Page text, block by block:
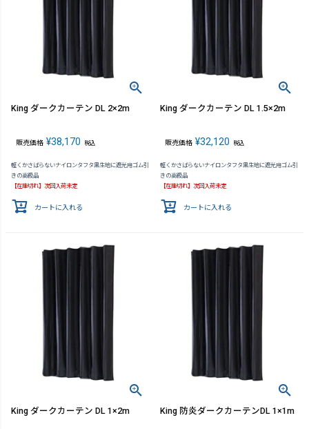
King ダークカーテン DL 2×2m
販売価格 ¥38,170 税込
軽くかさばらないナイロンタフタ黒生地に遮光用ゴム引
きの高級品
【在庫切れ】次回入荷未定
カートに入れる
King ダークカーテン DL 1.5×2m
販売価格 ¥32,120 税込
軽くかさばらないナイロンタフタ黒生地に遮光用ゴム引
きの高級品
【在庫切れ】次回入荷未定
カートに入れる
King ダークカーテン DL 1×2m King 防炎ダークカーテンDL 1×1m